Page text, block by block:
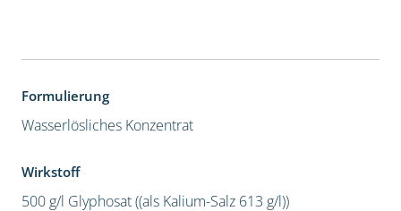
Formulierung
Wasserlösliches Konzentrat
Wirkstoff
500 g/l Glyphosat ((als Kalium-Salz 613 g/l))